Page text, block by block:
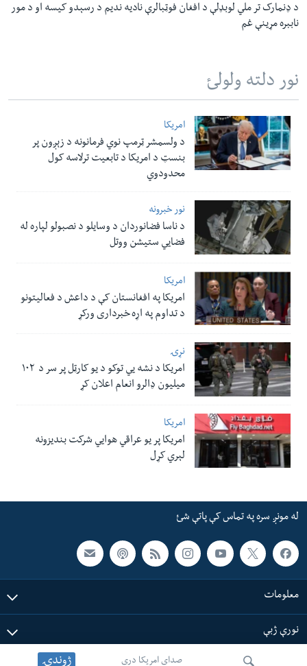
صدای امریکا دری ژوندۍ
د ډنمارک تر ملي لوبډلې د افغان فوټبالرې نادیه ندیم د رسېدو کیسه او د مور
ناببره مړینې غم
نور دلته ولولئ
امریکا
د ولسمشر ټرمپ نوي فرمانونه د زېږون پر
بنسټ د امریکا د تابعیت ترلاسه کول
محدودوي
نور خبرونه
د ناسا فضانوردان د وسایلو د نصبولو لپاره له
فضایي ستیشن ووتل
امریکا
امریکا په افغانستان کې د داعش د فعالیتونو
د تداوم په اړه خبرداری ورکړ
نړۍ
امریکا د نشه یي توکو د یو کارټل پر سر د ۱۰۲
میلیون ډالرو انعام اعلان کړ
امریکا
امریکا پر یو عراقي هوایي شرکت بندیزونه
لېري کړل
له مونږ سره په تماس کې پاتې شئ
معلومات
نورې ژبې